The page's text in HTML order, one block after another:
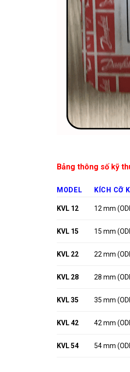
Bảng thông số kỹ
MODEL KÍCH CỠ
KVL 12 12 mm
KVL 15 15 mm
KVL 22 22 mm
KVL 28 28 mm
KVL 35 35 mm
KVL 42 42 mm
KVL 54 54 mm